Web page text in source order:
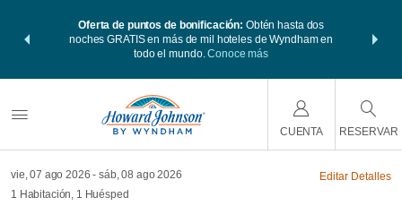
Oferta de puntos de bonificación: Obtén hasta dos
noches GRATIS en más de mil hoteles de Wyndham en
todo el mundo.Conoce más
viaje de
CUENTA RESERVAR
vie, 07 ago 2026
sáb, 08 ago 2026
1 Habitación, 1 Huésped
Editar Detalles